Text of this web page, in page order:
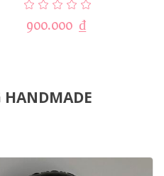
900.000 ₫
HANDMADE